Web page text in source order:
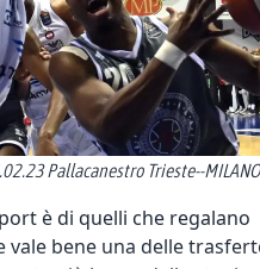
Pallacanestro Trieste--
è di quelli che regalano
vale bene una delle